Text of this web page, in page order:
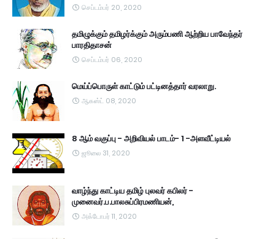
செப்டம்பர் 20, 2020
தமிழுக்கும் தமிழர்க்கும் அரும்பணி ஆற்றிய பாவேந்தர்
பாரதிதாசன்
செப்டம்பர் 06, 2020
மெய்ப்பொருள் காட்டும் பட்டினத்தார் வரலாறு.
ஆகஸ்ட் 08, 2020
8 ஆம் வகுப்பு - அறிவியல் பாடம்- 1 -அளவீட்டியல்
ஜூலை 31, 2020
வாழ்ந்து காட்டிய தமிழ் புலவர் கபிலர் -
முனைவர்.ப.பாலசுப்பிரமணியன்,
அக்டோபர் 11, 2020